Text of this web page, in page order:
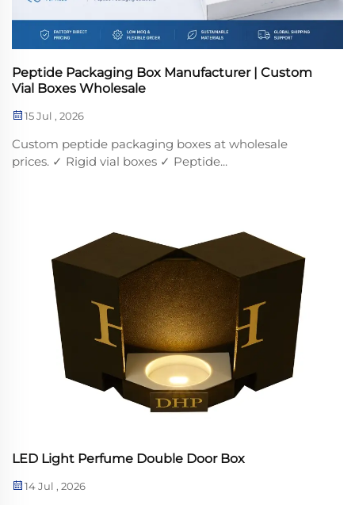
Peptide Packaging Box Manufacturer | Custom
Vial Boxes Wholesale
15 Jul , 2026
Custom peptide packaging boxes at wholesale
prices. ✓ Rigid vial boxes ✓ Peptide...
LED Light Perfume Double Door Box
14 Jul , 2026